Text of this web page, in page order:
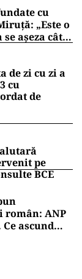
cu
„Este o
așeza cât
de zi cu zi a
cu
de
pe
BCE
ANP
ascund